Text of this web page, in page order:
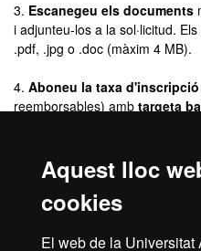
Aquest lloc
cookies
El web de la
3. Escanegeu els documents
i adjunteu-los a la sol·licitud.
.pdf, .jpg o .doc (màxim 4 MB).
4. Aboneu la taxa
reemborsables) amb targeta
Logistics and Supply Chain
5. Si voleu, podeu